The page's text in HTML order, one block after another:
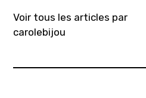
Voir tous les articles par
carolebijou